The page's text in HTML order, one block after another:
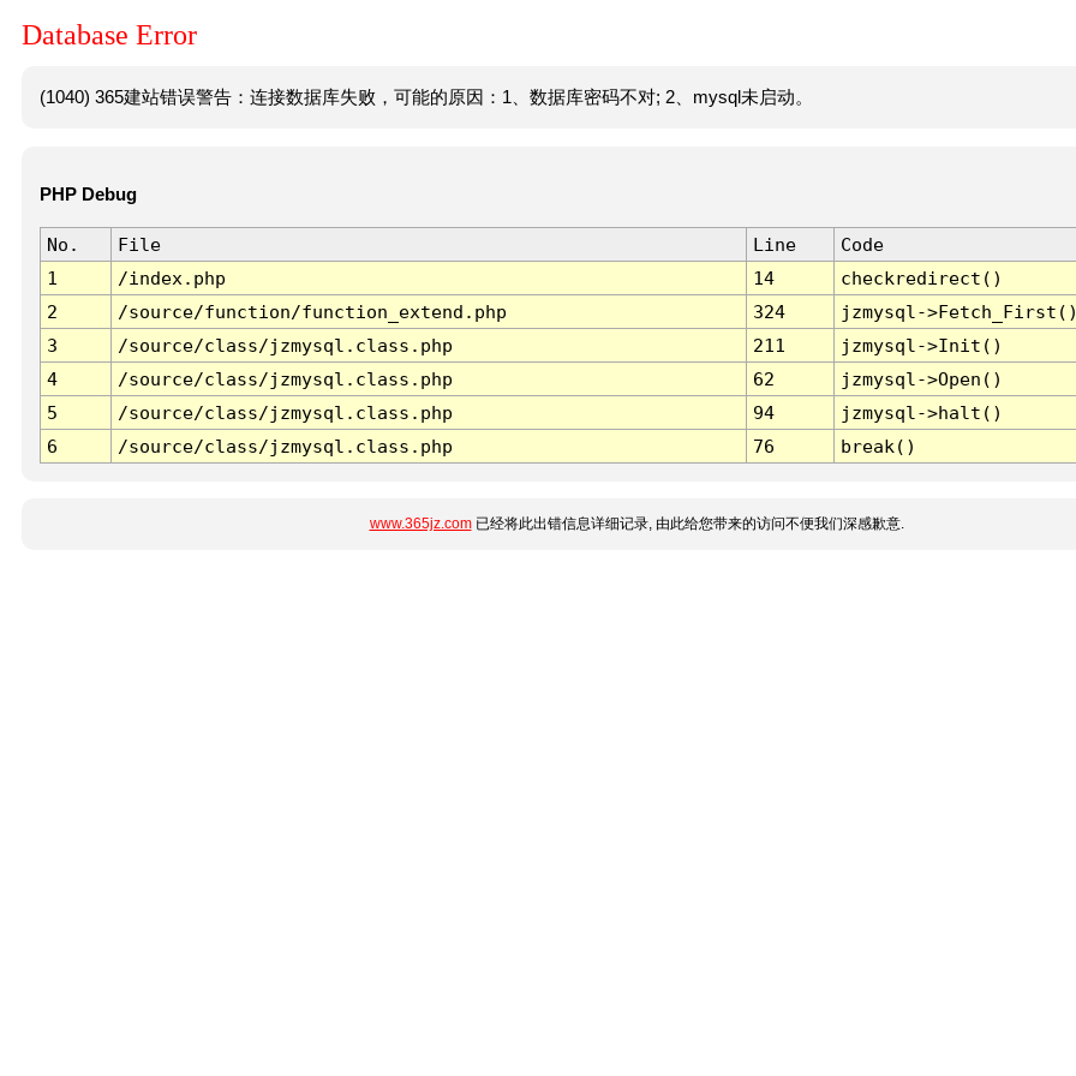
Database Error
(1040) 365建站错误警告：连接数据库失败，可能的原因：1、数据库密码不对; 2、mysql未启动。
PHP Debug
No. File Line
Code
1
/index.php 14
checkredirect()
2
/source/function/function_extend.php 324
jzmysql-
3
/source/class/jzmysql.class.php 211
jzmysql->Init()
4
/source/class/jzmysql.class.php 62
jzmysql->Open()
5
/source/class/jzmysql.class.php 94
jzmysql->halt()
6
/source/class/jzmysql.class.php 76 break()
www.365jz.com已经将此出错信息详细记录, 由此给您带来的访问不便我们深感歉意.